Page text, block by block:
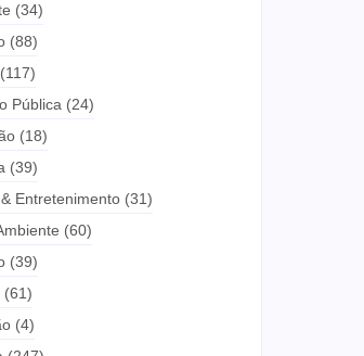
(34)
(88)
(117)
Pública (24)
(18)
(39)
Entretenimento (31)
(60)
(39)
(61)
(4)